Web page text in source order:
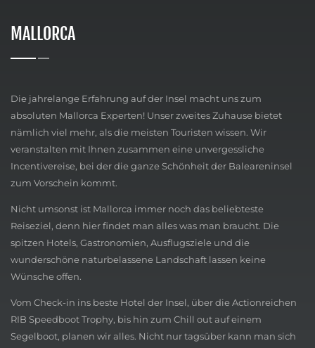
MALLORCA
Die jahrelange Erfahrung auf der Insel macht uns zum
absoluten Mallorca Experten! Unser zweites Zuhause bietet
nämlich viel mehr, als die meisten Touristen wissen. Wir
veranstalten mit Ihnen zusammen eine unvergessliche
Incentivereise, bei der die ganze Schönheit der Baleareninsel
zum Vorschein kommt.
Nicht umsonst ist Mallorca immer noch das beliebteste
Reiseziel, denn hier findet man alles was man braucht. Die
spitzen Hotels, Gastronomien, Ausflugsziele und die
wunderschöne naturbelassene Landschaft lassen keine
Wünsche offen.
Vom Check-in ins beste Hotel der Insel, über die Actionreichen
RIB Speedboot Trophy, bis hin zum Chill out auf einem
Segelboot, planen wir alles. Nicht nur tagsüber kann man sich